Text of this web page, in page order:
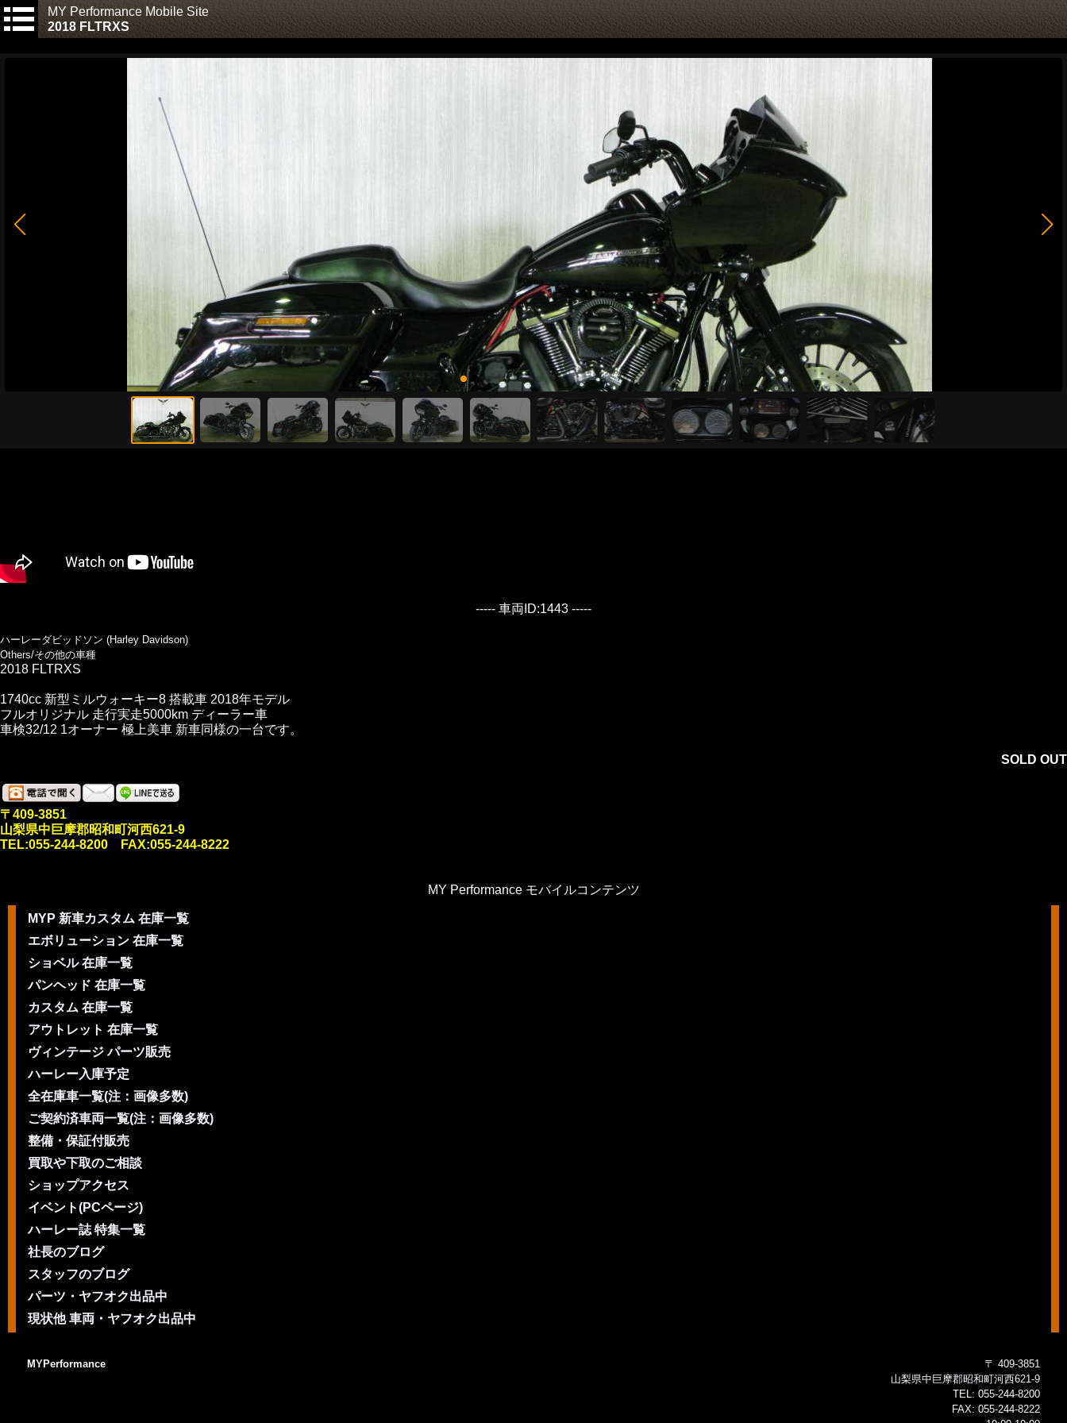
MY Performance Mobile Site
2018 FLTRXS
----- 車両ID:1443 -----
ハーレーダビッドソン (Harley Davidson)
Others/その他の車種
2018 FLTRXS
1740cc 新型ミルウォーキー8 搭載車 2018年モデル
フルオリジナル 走行実走5000km ディーラー車
車検32/12 1オーナー 極上美車 新車同様の一台です。
SOLD OUT
〒409-3851
山梨県中巨摩郡昭和町河西621-9
TEL:055-244-8200 FAX:055-244-8222
MY Performance モバイルコンテンツ
MYP 新車カスタム 在庫一覧
エボリューション 在庫一覧
ショベル 在庫一覧
パンヘッド 在庫一覧
カスタム 在庫一覧
アウトレット 在庫一覧
ヴィンテージ パーツ販売
ハーレー入庫予定
全在庫車一覧(注：画像多数)
ご契約済車両一覧(注：画像多数)
整備・保証付販売
買取や下取のご相談
ショップアクセス
イベント(PCページ)
ハーレー誌 特集一覧
社長のブログ
スタッフのブログ
パーツ・ヤフオク出品中
現状他 車両・ヤフオク出品中
MYPerformance
〒 409-3851
山梨県中巨摩郡昭和町河西621-9
TEL: 055-244-8200
FAX: 055-244-8222